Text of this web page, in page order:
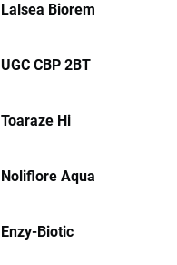
Lalsea Biorem
UGC CBP 2BT
Toaraze Hi
Noliflore Aqua
Enzy-Biotic